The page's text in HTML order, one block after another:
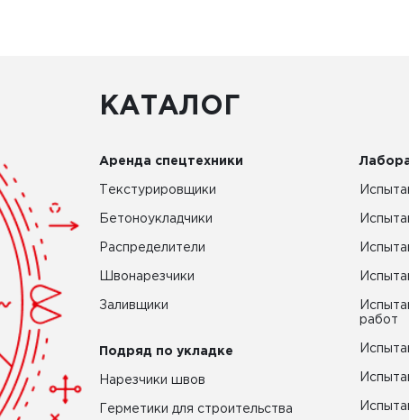
КАТАЛОГ
Аренда спецтехники
Текстурировщики
Бетоноукладчики
Распределители
Швонарезчики
Заливщики
Подряд по укладке
Нарезчики швов
Герметики для строительства
работ